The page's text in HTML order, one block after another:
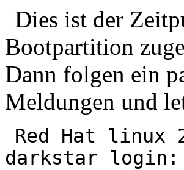
Dies ist der
Bootpartition
Dann folgen ein
Meldungen und
Red Hat linux
darkstar login: